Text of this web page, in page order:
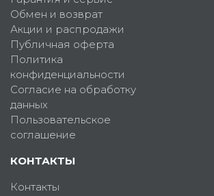
Обмен и возврат
Акции и распродажи
Публичная оферта
Политика
конфиденциальности
Согласие на обработку
данных
Пользовательское
соглашение
КОНТАКТЫ
Контакты